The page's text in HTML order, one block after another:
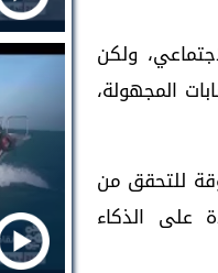
التواصل الاجتماعي، ولكن
المجهولة،
للتحقق من
على الذكاء